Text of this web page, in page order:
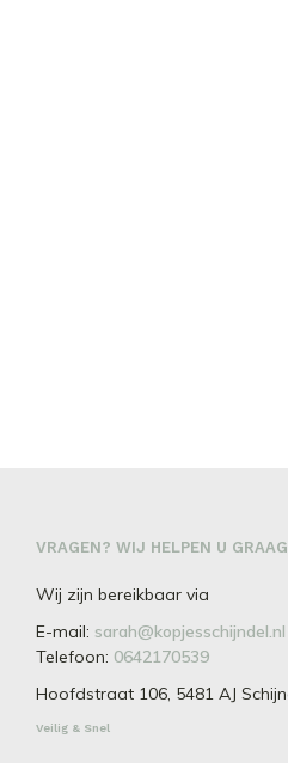
VRAGEN? WIJ HELPEN U
Wij zijn bereikbaar via
E-mail: sarah@kopjesschijndel.nl
Telefoon: 0642170539
Hoofdstraat 106, 5481 AJ
Veilig & Snel